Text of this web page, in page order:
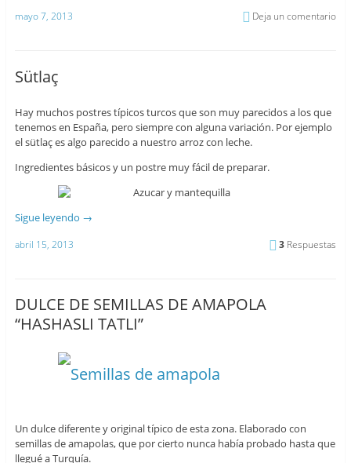
mayo 7, 2013 Deja un comentario
Sütlaç
Hay muchos postres típicos turcos que son muy parecidos a los que
tenemos en España, pero siempre con alguna variación. Por ejemplo
el sütlaç es algo parecido a nuestro arroz con leche.
Ingredientes básicos y un postre muy fácil de preparar.
Sigue leyendo →
abril 15, 2013 3 Respuestas
DULCE DE SEMILLAS DE AMAPOLA
“HASHASLI TATLI”
Un dulce diferente y original típico de esta zona. Elaborado con
semillas de amapolas, que por cierto nunca había probado hasta que
llegué a Turquía.